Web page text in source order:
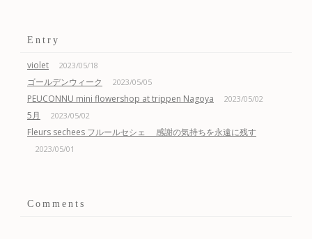
Entry
violet 2023/05/18
ゴールデンウィーク 2023/05/05
PEUCONNU mini flowershop at trippen Nagoya 2023/05/02
5月 2023/05/02
Fleurs sechees フルールセシェ 感謝の気持ちを永遠に残す
2023/05/01
Comments